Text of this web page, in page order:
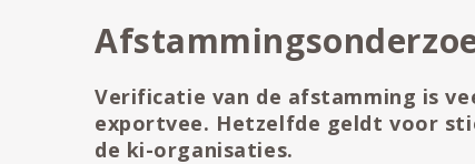
Verificatie van de afstamming is
exportvee. Hetzelfde geldt voor
de ki-organisaties.